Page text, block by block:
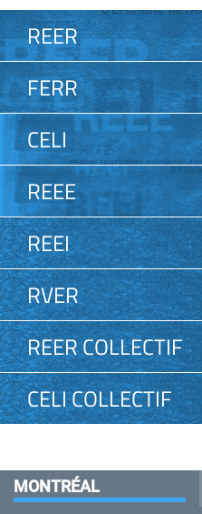
REER
FERR
CELI
REEE
REEI
RVER
REER COLLECTIF
CELI COLLECTIF
MONTRÉAL